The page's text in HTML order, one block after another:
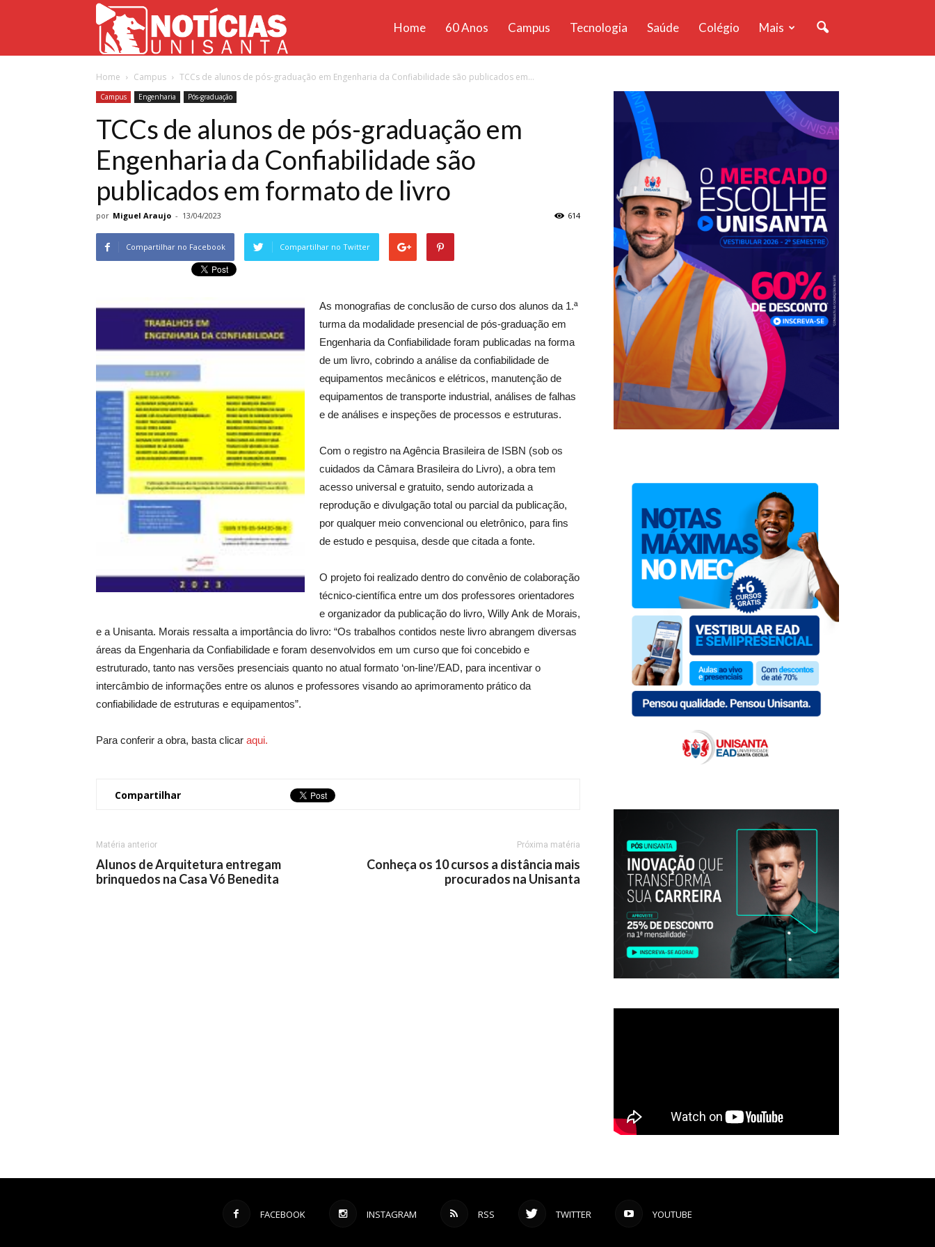
Unisanta
Home 60 Anos Campus Tecnologia Saúde Colégio Mais
Home Campus TCCs de alunos de pós-graduação em Engenharia da Confiabilidade são publicados em...
Campus Engenharia Pós-graduação
TCCs de alunos de pós-graduação em
Engenharia da Confiabilidade são
publicados em formato de livro
por Miguel Araujo - 13/04/2023 614
Compartilhar no Facebook Compartilhar no Twitter
As monografias de conclusão de curso dos alunos da 1.ª
turma da modalidade presencial de pós-graduação em
Engenharia da Confiabilidade foram publicadas na forma
de um livro, cobrindo a análise da confiabilidade de
equipamentos mecânicos e elétricos, manutenção de
equipamentos de transporte industrial, análises de falhas
e de análises e inspeções de processos e estruturas.
Com o registro na Agência Brasileira de ISBN (sob os
cuidados da Câmara Brasileira do Livro), a obra tem
acesso universal e gratuito, sendo autorizada a
reprodução e divulgação total ou parcial da publicação,
por qualquer meio convencional ou eletrônico, para fins
de estudo e pesquisa, desde que citada a fonte.
O projeto foi realizado dentro do convênio de colaboração
técnico-científica entre um dos professores orientadores
e organizador da publicação do livro, Willy Ank de Morais,
e a Unisanta. Morais ressalta a importância do livro: “Os trabalhos contidos neste livro abrangem diversas
áreas da Engenharia da Confiabilidade e foram desenvolvidos em um curso que foi concebido e
estruturado, tanto nas versões presenciais quanto no atual formato ‘on-line’/EAD, para incentivar o
intercâmbio de informações entre os alunos e professores visando ao aprimoramento prático da
confiabilidade de estruturas e equipamentos”.
Para conferir a obra, basta clicar aqui.
Compartilhar
Matéria anterior
Alunos de Arquitetura entregam
brinquedos na Casa Vó Benedita
Próxima matéria
Conheça os 10 cursos a distância mais
procurados na Unisanta
FACEBOOK INSTAGRAM RSS TWITTER YOUTUBE